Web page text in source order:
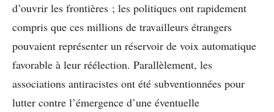
d’ouvrir les frontières ; les politiques ont rapidement
compris que ces millions de travailleurs étrangers
pouvaient représenter un réservoir de voix automatique
favorable à leur réélection. Parallèlement, les
associations antiracistes ont été subventionnées pour
lutter contre l’émergence d’une éventuelle